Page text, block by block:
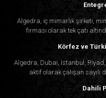
Algedra, iç mimarlık şirketi,
firması olarak tek çatı
Körfez ve
Algedra, Dubai, İstanbul,
aktif olarak çalışan sayılı
Dahili